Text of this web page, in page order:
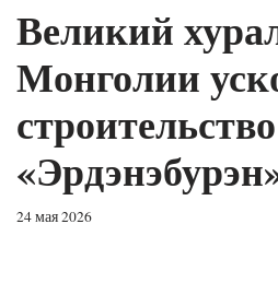
Великий
Монголии
24 мая 2026